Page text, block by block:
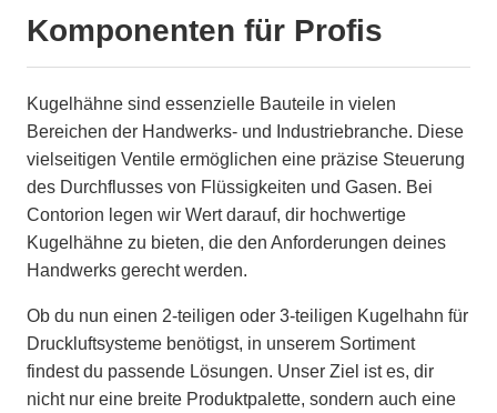
Komponenten für Profis
Kugelhähne sind essenzielle Bauteile in vielen
Bereichen der Handwerks- und Industriebranche. Diese
vielseitigen Ventile ermöglichen eine präzise Steuerung
des Durchflusses von Flüssigkeiten und Gasen. Bei
Contorion legen wir Wert darauf, dir hochwertige
Kugelhähne zu bieten, die den Anforderungen deines
Handwerks gerecht werden.
Ob du nun einen 2-teiligen oder 3-teiligen Kugelhahn für
Druckluftsysteme benötigst, in unserem Sortiment
findest du passende Lösungen. Unser Ziel ist es, dir
nicht nur eine breite Produktpalette, sondern auch eine